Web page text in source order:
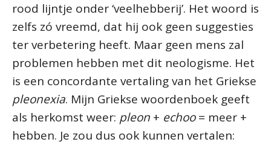
rood lijntje onder ‘veelhebberij’. Het woord is
zelfs zó vreemd, dat hij ook geen suggesties
ter verbetering heeft. Maar geen mens zal
problemen hebben met dit neologisme. Het
is een concordante vertaling van het Griekse
pleonexia. Mijn Griekse woordenboek geeft
als herkomst weer: pleon + echoo= meer +
hebben. Je zou dus ook kunnen vertalen: